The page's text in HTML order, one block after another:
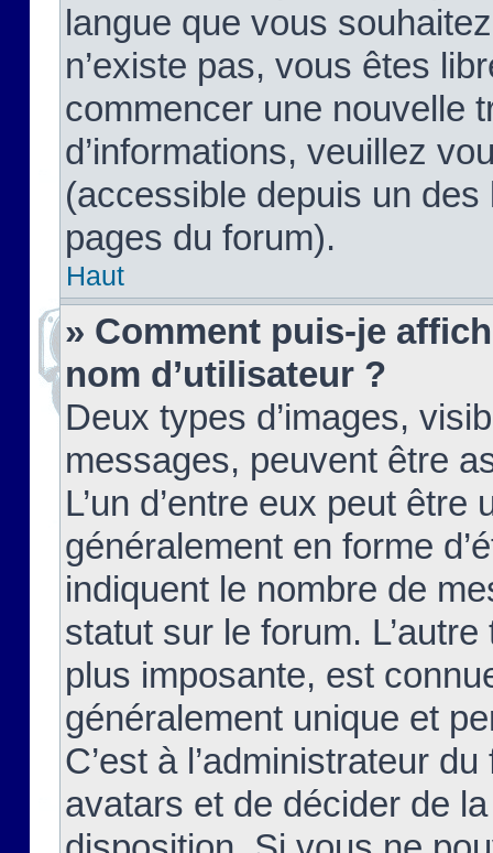
langue que vous
n’existe pas, vous êtes
commencer une nouvelle
d’informations, veuillez
(accessible depuis un
pages du forum).
Haut
» Comment puis-je
nom d’utilisateur ?
Deux types d’images,
messages, peuvent être
L’un d’entre eux peut
généralement en forme
indiquent le nombre de
statut sur le forum.
plus imposante, est
généralement unique et
C’est à l’administrateur
avatars et de décider de